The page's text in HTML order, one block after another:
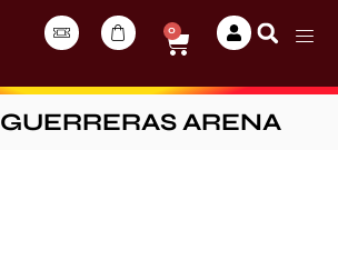
0
GUERRERAS ARENA